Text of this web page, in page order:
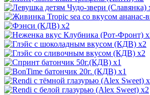
x2
x2
x2
x1
x1
x2